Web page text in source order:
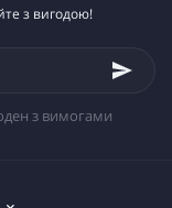
з вигодою!
з вимогами